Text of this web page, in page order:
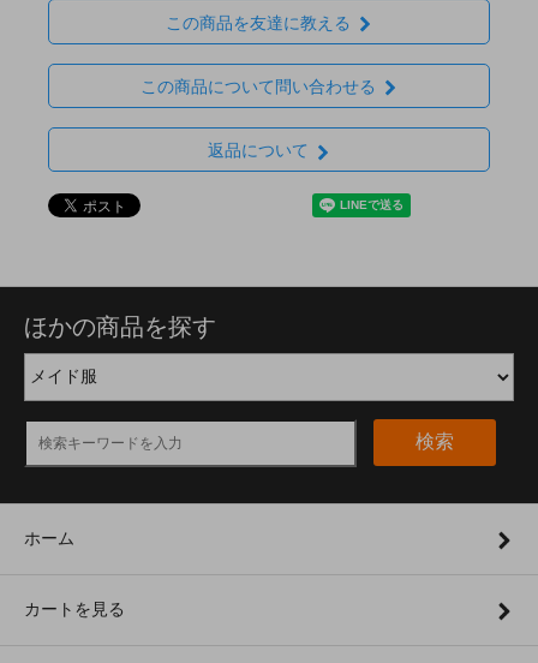
この商品を友達に教える
この商品について問い合わせる
返品について
ほかの商品を探す
検索
ホーム
カートを見る